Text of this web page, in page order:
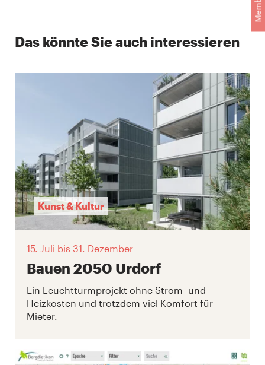
Das könnte Sie auch interessieren
Kunst & Kultur
15. Juli bis 31. Dezember
Bauen 2050 Urdorf
Ein Leuchtturmprojekt ohne Strom- und
Heizkosten und trotzdem viel Komfort für
Mieter.